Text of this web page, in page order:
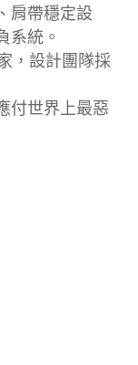
肩帶穩定設
系統。
，設計團隊採
付世界上最惡